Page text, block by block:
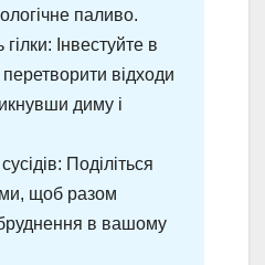
паливо.
гілки: Інвестуйте в
відходи
диму і
Поділіться
щоб разом
в вашому